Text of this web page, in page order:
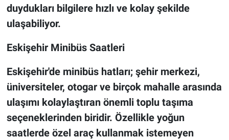
duydukları bilgilere hızlı ve kolay şekilde
ulaşabiliyor.
Eskişehir Minibüs Saatleri
Eskişehir'de minibüs hatları; şehir merkezi,
üniversiteler, otogar ve birçok mahalle arasında
ulaşımı kolaylaştıran önemli toplu taşıma
seçeneklerinden biridir. Özellikle yoğun
saatlerde özel araç kullanmak istemeyen